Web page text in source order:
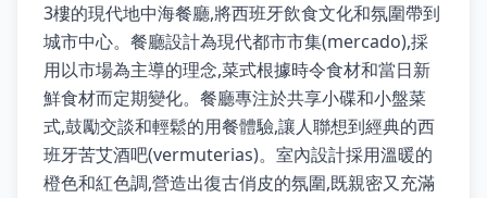
3樓的現代地中海餐廳,將西班牙飲食文化和氛圍帶到
城市中心。餐廳設計為現代都市市集(mercado),採
用以市場為主導的理念,菜式根據時令食材和當日新
鮮食材而定期變化。餐廳專注於共享小碟和小盤菜
式,鼓勵交談和輕鬆的用餐體驗,讓人聯想到經典的西
班牙苦艾酒吧(vermuterias)。室內設計採用溫暖的
橙色和紅色調,營造出復古俏皮的氛圍,既親密又充滿